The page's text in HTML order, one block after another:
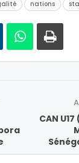
nations
CAN